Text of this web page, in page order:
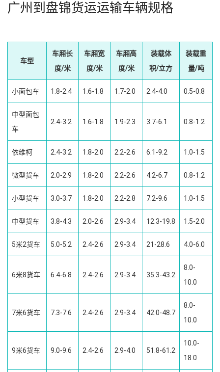
广州到盘锦货运运输车辆规格
车型
车厢长
度/米
车厢宽
度/米
车厢高
度/米
装载体
积/立方
装载重
量/吨
小面包车 1.8-2.4 1.6-1.8 1.7-2.0 2.4-4.0 0.5-0.8
中型面包
车
2.4-3.2 1.6-1.8 1.9-2.3 3.7-6.1 0.8-1.2
依维柯 2.4-3.2 1.8-2.0 2.2-2.6 6.1-9.2 1.0-1.5
微型货车 2.0-2.9 1.8-2.0 2.2-2.6 4.2-6.7 0.8-1.2
小型货车 3.0-3.7 1.8-2.0 2.2-2.8 7.2-9.6 1.0-1.5
中型货车 3.8-4.3 2.0-2.6 2.9-3.4 12.3-19.8 1.5-2.0
5米2货车 5.0-5.2 2.4-2.6 2.9-3.4 21-28.6 4.0-6.0
6米8货车 6.4-6.8 2.4-2.6 2.9-3.4 35.3-43.2
8.0-
10.0
7米6货车 7.3-7.6 2.4-2.6 2.9-3.4 42.0-48.7
8.0-
10.0
9米6货车 9.0-9.6 2.4-2.6 2.9-4.0 51.8-61.2
10.0-
18.0